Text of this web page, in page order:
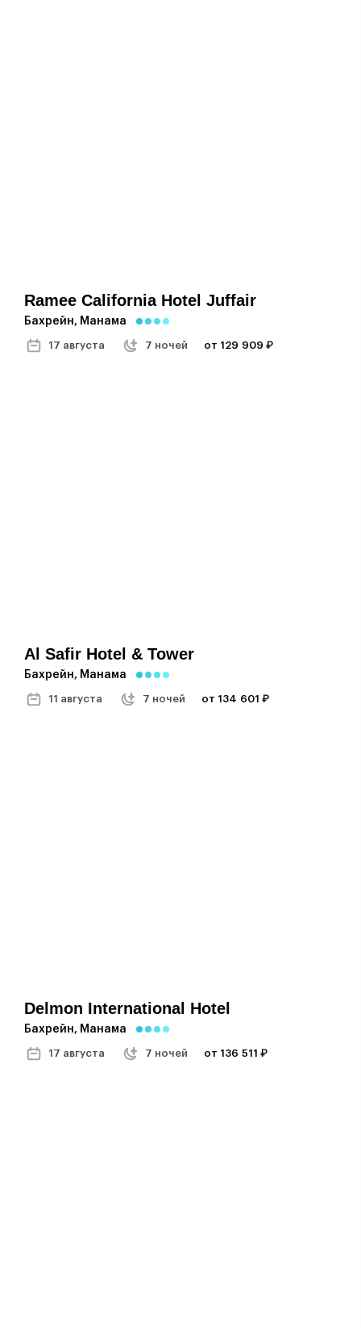
Ramee California Hotel Juffair
Бахрейн, Манама
17 августа 7 ночей от 129 909 ₽
Al Safir Hotel & Tower
Бахрейн, Манама
11 августа 7 ночей от 134 601 ₽
Delmon International Hotel
Бахрейн, Манама
17 августа 7 ночей от 136 511 ₽